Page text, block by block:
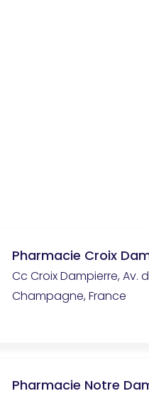
Pharmacie Croix
Cc Croix Dampierre, Av.
Champagne, France
Pharmacie Notre